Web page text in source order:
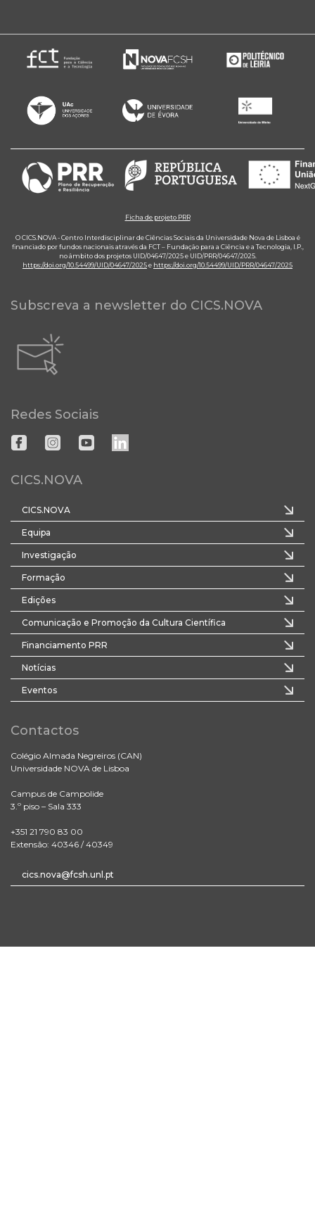
Ficha de projeto PRR
O CICS.NOVA - Centro Interdisciplinar de Ciências Sociais da Universidade Nova de Lisboa é
financiado por fundos nacionais através da FCT – Fundação para a Ciência e a Tecnologia, I.P.,
no âmbito dos projetos UID/04647/2025 e UID/PRR/04647/2025.
https://doi.org/10.54499/UID/04647/2025e https://doi.org/10.54499/UID/PRR/04647/2025
Subscreva a newsletter do CICS.NOVA
Redes Sociais
CICS.NOVA
CICS.NOVA
Equipa
Investigação
Formação
Edições
Comunicação e Promoção da Cultura Científica
Financiamento PRR
Notícias
Eventos
Contactos
Colégio Almada Negreiros (CAN)
Universidade NOVA de Lisboa
Campus de Campolide
3.º piso – Sala 333
+351 21 790 83 00
Extensão: 40346 / 40349
cics.nova@fcsh.unl.pt